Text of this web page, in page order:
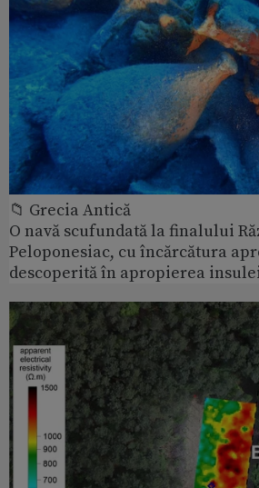
📁 Grecia Antică
O navă scufundată la finalului
Peloponesiac, cu încărcătura
descoperită în apropierea